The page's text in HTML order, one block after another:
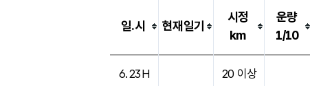
일.시 현재일기
시정
km
운량
1/10
6.23H 20 이상